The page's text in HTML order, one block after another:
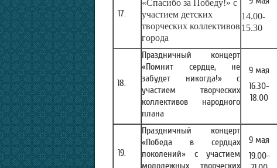
«Спасибо за Победу!» с
участием детских
творческих коллективов
города
14.00-
15.30
Праздничный концерт
«Помнит сердце, не
забудет никогда!» с
участием творческих
коллективов народного
плана
9 мая
16.30-
18.00
Праздничный концерт
«Победа в сердцах
поколений» с участием
молодежных творческих
9 мая
19.00-